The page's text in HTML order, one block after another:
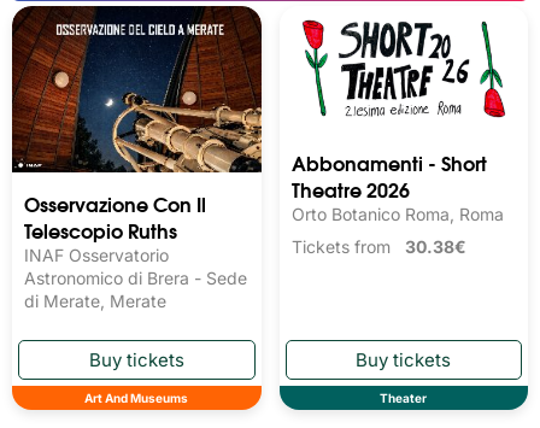
Osservazione Con Il
Telescopio Ruths
INAF Osservatorio
Astronomico di Brera - Sede
di Merate, Merate
Art And Museums
Abbonamenti - Short
Theatre 2026
Orto Botanico Roma, Roma
Tickets from 30.38€
Theater